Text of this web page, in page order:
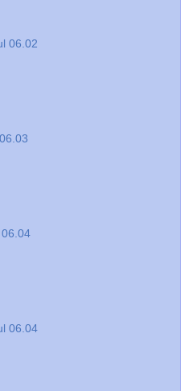
06.02
06.04